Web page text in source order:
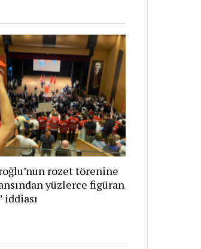
rozet törenine
yüzlerce figüran
iddiası